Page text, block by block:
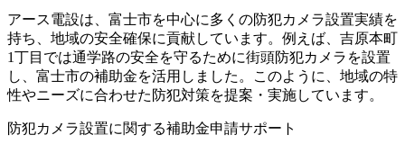
アース電設は、富士市を中心に多くの防犯カメラ設置実績を
持ち、地域の安全確保に貢献しています。​例えば、吉原本町
1丁目では通学路の安全を守るために街頭防犯カメラを設置
し、富士市の補助金を活用しました。 ​このように、地域の特
性やニーズに合わせた防犯対策を提案・実施しています。
防犯カメラ設置に関する補助金申請サポート